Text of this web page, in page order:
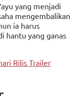
yang menjadi
mengembalikan
ia harus
hantu yang ganas
Rilis Trailer